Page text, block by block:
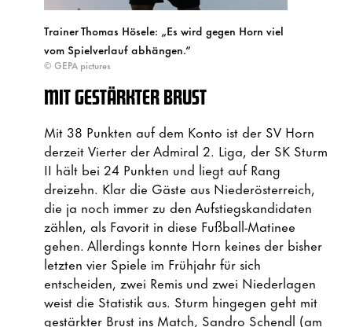
Trainer Thomas Hösele: „Es wird gegen Horn viel
vom Spielverlauf abhängen.“
© GEPA pictures
MIT GESTÄRKTER BRUST
Mit 38 Punkten auf dem Konto ist der SV Horn
derzeit Vierter der Admiral 2. Liga, der SK Sturm
II hält bei 24 Punkten und liegt auf Rang
dreizehn. Klar die Gäste aus Niederösterreich,
die ja noch immer zu den Aufstiegskandidaten
zählen, als Favorit in diese Fußball-Matinee
gehen. Allerdings konnte Horn keines der bisher
letzten vier Spiele im Frühjahr für sich
entscheiden, zwei Remis und zwei Niederlagen
weist die Statistik aus. Sturm hingegen geht mit
gestärkter Brust ins Match, Sandro Schendl (am